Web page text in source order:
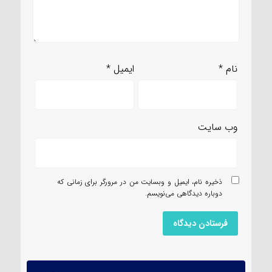
نام* ایمیل*
وب‌ سایت
ذخیره نام، ایمیل و وبسایت من در مرورگر برای زمانی که
دوباره دیدگاهی می‌نویسم.